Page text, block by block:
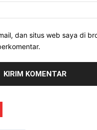
dan situs web saya di